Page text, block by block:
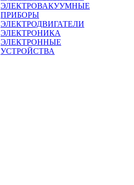
ЭЛЕКТРОВАКУУМНЫЕ
ПРИБОРЫ
ЭЛЕКТРОДВИГАТЕЛИ
ЭЛЕКТРОНИКА
ЭЛЕКТРОННЫЕ
УСТРОЙСТВА